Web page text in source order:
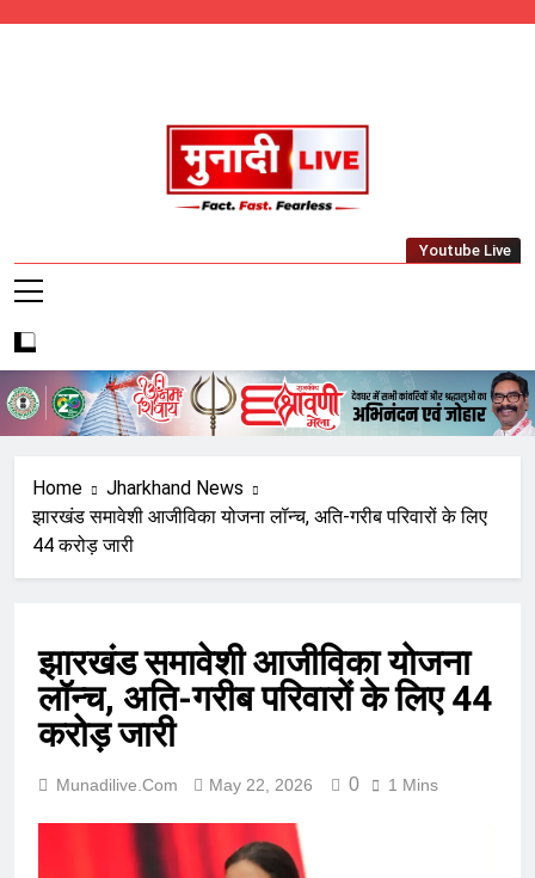
Munadi Live – Jharkhand's Leading Local
Youtube Live
Home
Jharkhand News
झारखंड समावेशी आजीविका योजना लॉन्च, अति-गरीब परिवारों के लिए
44 करोड़ जारी
झारखंड समावेशी आजीविका योजना
लॉन्च, अति-गरीब परिवारों के लिए 44
करोड़ जारी
Munadilive.com May 22, 2026 0 1 Mins